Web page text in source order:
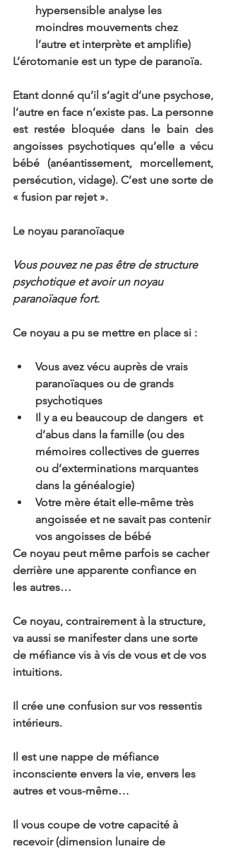
hypersensible analyse les
moindres mouvements chez
l’autre et interprète et amplifie)
L’érotomanie est un type de paranoïa.
Etant donné qu’il s’agit d’une psychose,
l’autre en face n’existe pas. La personne
est restée bloquée dans le bain des
angoisses psychotiques qu’elle a vécu
bébé (anéantissement, morcellement,
persécution, vidage). C’est une sorte de
« fusion par rejet ».
Le noyau paranoïaque
Vous pouvez ne pas être de structure
psychotique et avoir un noyau
paranoïaque fort.
Ce noyau a pu se mettre en place si :
Vous avez vécu auprès de vrais
paranoïaques ou de grands
psychotiques
Il y a eu beaucoup de dangers  et
d’abus dans la famille (ou des
mémoires collectives de guerres
ou d’exterminations marquantes
dans la généalogie)
Votre mère était elle-même très
angoissée et ne savait pas contenir
vos angoisses de bébé
Ce noyau peut même parfois se cacher
derrière une apparente confiance en
les autres…
Ce noyau, contrairement à la structure,
va aussi se manifester dans une sorte
de méfiance vis à vis de vous et de vos
intuitions.
Il crée une confusion sur vos ressentis
intérieurs.
Il est une nappe de méfiance
inconsciente envers la vie, envers les
autres et vous-même…
Il vous coupe de votre capacité à
recevoir (dimension lunaire de